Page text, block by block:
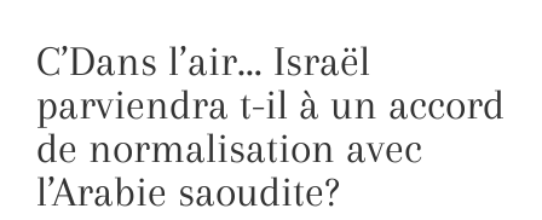
C’Dans l’air… Israël
parviendra t-il à un accord
de normalisation avec
l’Arabie saoudite?